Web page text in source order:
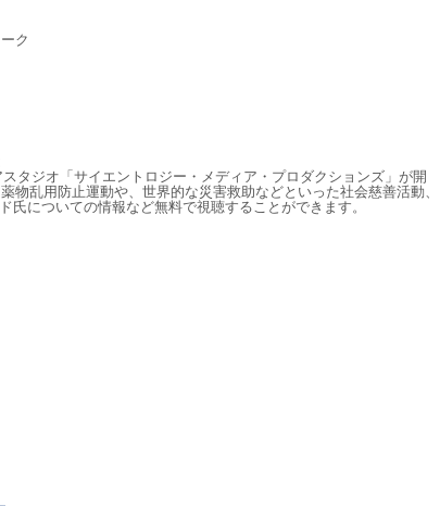
ク
タジオ「サイエントロジー・メディア・プロダクションズ」が開
物乱用防止運動や、世界的な災害救助などといった社会慈善活動、
氏についての情報など無料で視聴することができます。